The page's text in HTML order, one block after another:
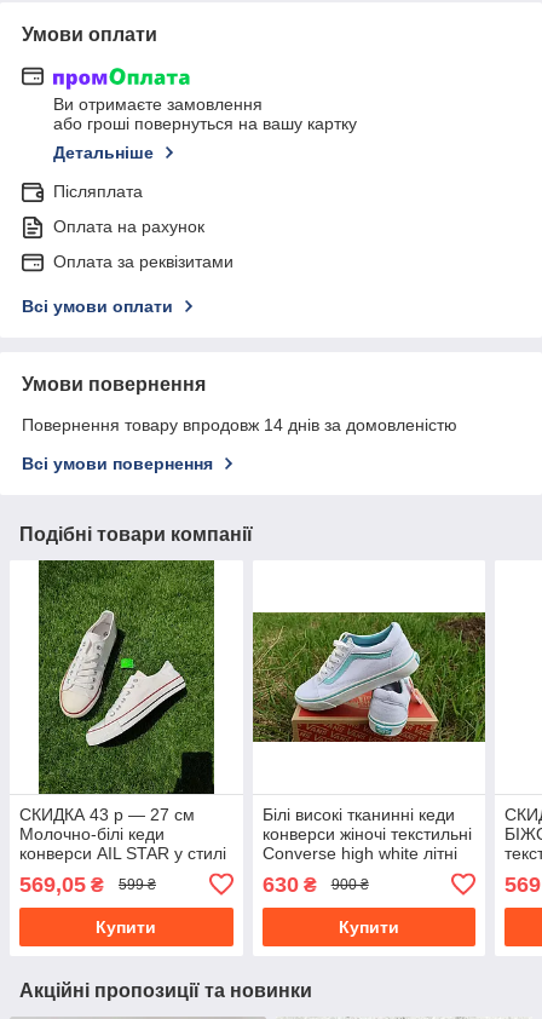
Умови оплати
Ви отримаєте замовлення
або гроші повернуться на вашу картку
Детальніше
Післяплата
Оплата на рахунок
Оплата за реквізитами
Всі умови оплати
Умови повернення
Повернення товару впродовж 14 днів за домовленістю
Всі умови повернення
Подібні товари компанії
СКИДКА 43 р — 27 см
Молочно-білі кеди
конверси AIL STAR у стилі
569,05 ₴ 599 ₴
Купити
Білі високі тканинні кеди
конверси жіночі текстильні
Converse high white літні
630₴ 900 ₴
Купити
Акційні пропозиції та новинки